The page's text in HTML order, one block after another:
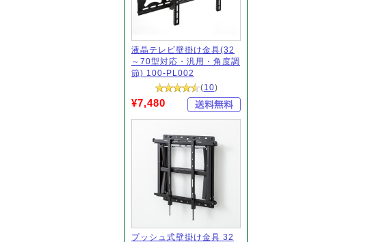
液晶テレビ壁掛け金具(32
～70型対応・汎用・角度調
節) 100-PL002
(10)
¥7,480
プッシュ式壁掛け金具 32